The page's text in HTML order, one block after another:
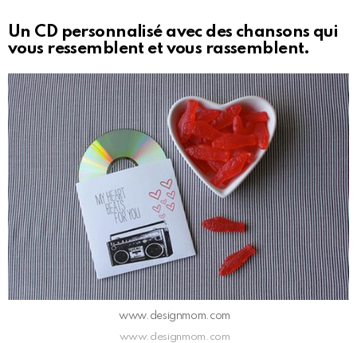
Un CD personnalisé avec des chansons qui
vous ressemblent et vous rassemblent.
www.designmom.com
www.designmom.com